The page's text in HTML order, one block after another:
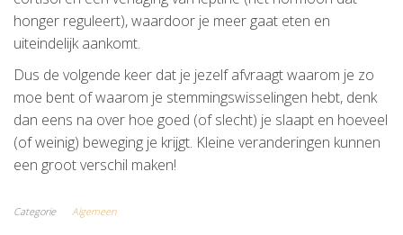
honger reguleert), waardoor je meer gaat eten en
uiteindelijk aankomt.
Dus de volgende keer dat je jezelf afvraagt waarom je zo
moe bent of waarom je stemmingswisselingen hebt, denk
dan eens na over hoe goed (of slecht) je slaapt en hoeveel
(of weinig) beweging je krijgt. Kleine veranderingen kunnen
een groot verschil maken!
Categorie Algemeen